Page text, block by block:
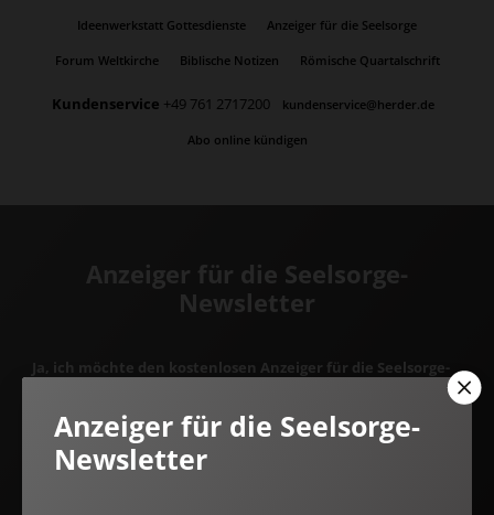
Ideenwerkstatt Gottesdienste Anzeiger für die Seelsorge
Forum Weltkirche Biblische Notizen Römische Quartalschrift
Kundenservice +49 761 2717200 kundenservice@herder.de
Abo online kündigen
Anzeiger für die Seelsorge-
Newsletter
Ja, ich möchte den kostenlosen Anzeiger für die Seelsorge-
und willige in die Verwendung meiner
Kontaktdaten zum Zweck des E-Mail-Marketings durch den Verlag
Herder ein. Den Newsletter oder die E-Mail-Werbung kann ich
jederzeit abbestellen.
Ich bin einverstanden, dass mein personenbezogenes
Anzeiger für die Seelsorge-
Newsletter